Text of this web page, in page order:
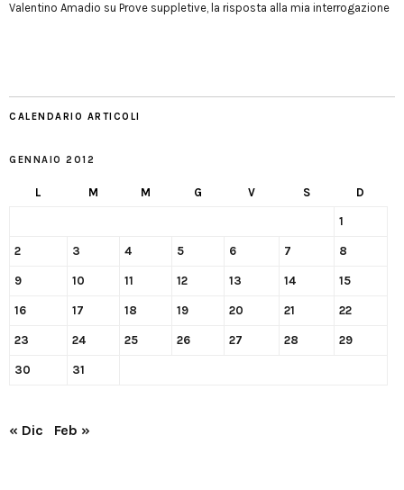
Valentino Amadio su Prove suppletive, la risposta alla mia interrogazione
CALENDARIO ARTICOLI
GENNAIO 2012
L M M G V S D
1
2 3 4 5 6 7 8
9 10 11 12 13 14 15
16 17 18 19 20 21 22
23 24 25 26 27 28 29
30 31
« Dic Feb »